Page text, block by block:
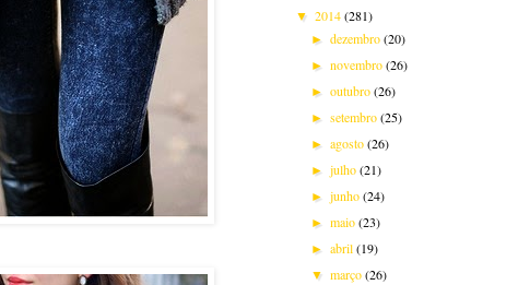
▼ 2014(281)
►dezembro(20)
►novembro(26)
►outubro(26)
►setembro(25)
►agosto(26)
►julho(21)
►junho(24)
►maio(23)
►abril(19)
▼março(26)